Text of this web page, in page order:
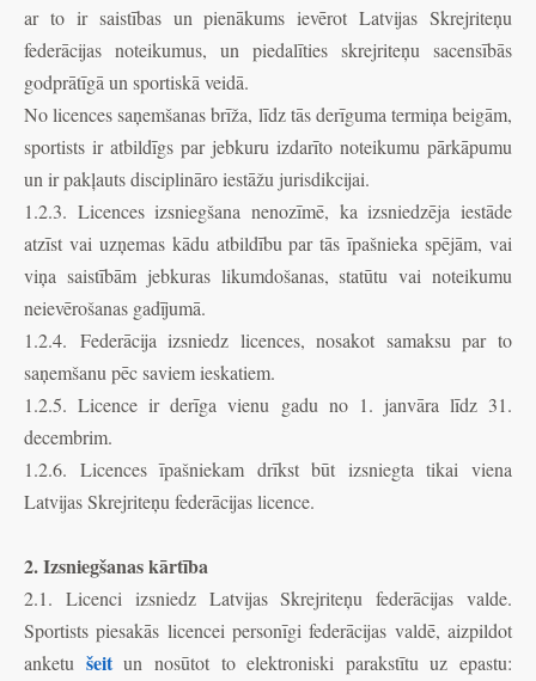
ar to ir saistības un pienākums ievērot Latvijas Skrejriteņu
federācijas noteikumus, un piedalīties skrejriteņu sacensībās
godprātīgā un sportiskā veidā.
No licences saņemšanas brīža, līdz tās derīguma termiņa beigām,
sportists ir atbildīgs par jebkuru izdarīto noteikumu pārkāpumu
un ir pakļauts disciplināro iestāžu jurisdikcijai.
1.2.3. Licences izsniegšana nenozīmē, ka izsniedzēja iestāde
atzīst vai uzņemas kādu atbildību par tās īpašnieka spējām, vai
viņa saistībām jebkuras likumdošanas, statūtu vai noteikumu
neievērošanas gadījumā.
1.2.4. Federācija izsniedz licences, nosakot samaksu par to
saņemšanu pēc saviem ieskatiem.
1.2.5. Licence ir derīga vienu gadu no 1. janvāra līdz 31.
decembrim.
1.2.6. Licences īpašniekam drīkst būt izsniegta tikai viena
Latvijas Skrejriteņu federācijas licence.
2. Izsniegšanas kārtība
2.1. Licenci izsniedz Latvijas Skrejriteņu federācijas valde.
Sportists piesakās licencei personīgi federācijas valdē, aizpildot
anketu šeitun nosūtot to elektroniski parakstītu uz epastu: